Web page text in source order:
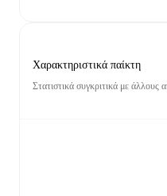
Χαρακτηριστικά παίκτη
Στατιστικά συγκριτικά με άλλους